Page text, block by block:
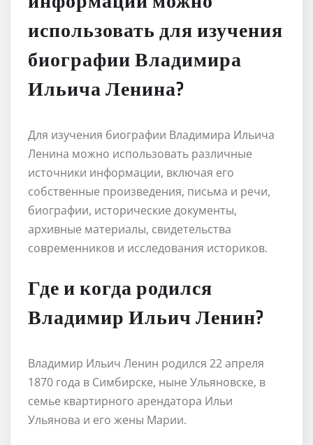
использовать для изучения
биографии Владимира
Ильича Ленина?
Для изучения биографии Владимира Ильича
Ленина можно использовать различные
источники информации, включая его
собственные произведения, письма и речи,
биографии, исторические документы,
архивные материалы, свидетельства
современников и исследования историков.
Где и когда родился
Владимир Ильич Ленин?
Владимир Ильич Ленин родился 22 апреля
1870 года в Симбирске, ныне Ульяновске, в
семье квартирного арендатора Ильи
Ульянова и его жены Марии.